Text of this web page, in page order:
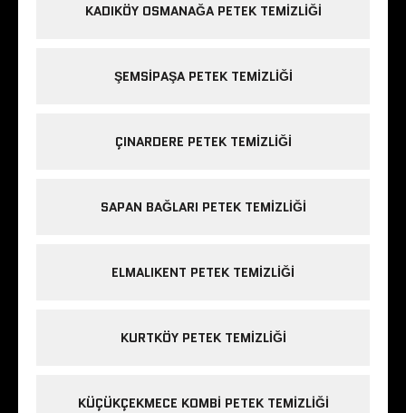
KADIKÖY OSMANAĞA PETEK TEMIZLIĞI
ŞEMSIPAŞA PETEK TEMIZLIĞI
ÇINARDERE PETEK TEMIZLIĞI
SAPAN BAĞLARI PETEK TEMIZLIĞI
ELMALIKENT PETEK TEMIZLIĞI
KURTKÖY PETEK TEMIZLIĞI
KÜÇÜKÇEKMECE KOMBI PETEK TEMIZLIĞI